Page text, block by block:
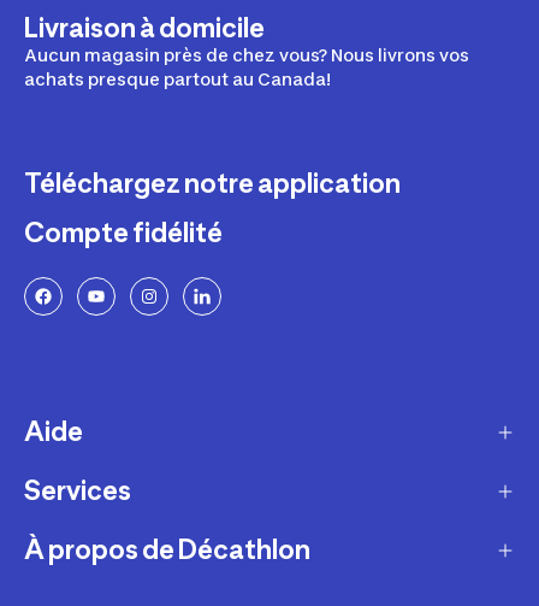
Livraison à domicile
Aucun magasin près de chez vous? Nous livrons vos
achats presque partout au Canada!
Téléchargez notre application
Compte fidélité
Aide
Livraison
Retours et échanges
Services
Programme de fidélité
À propos de Décathlon